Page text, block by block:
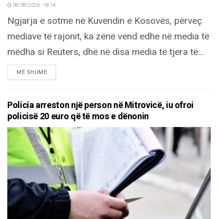
08/08/2026 - 18:14
Ngjarja e sotme në Kuvendin e Kosovës, përveç
mediave të rajonit, ka zënë vend edhe në media të
mëdha si Reuters, dhë në disa media të tjera të...
MË SHUMËDETAILS
Policia arreston një person në Mitrovicë, iu ofroi
policisë 20 euro që të mos e dënonin